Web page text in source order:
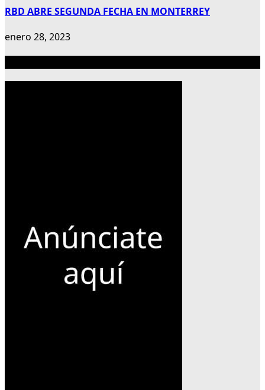
RBD ABRE SEGUNDA FECHA EN MONTERREY
enero 28, 2023